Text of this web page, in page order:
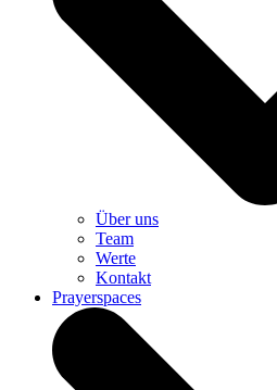
Über uns
Team
Werte
Kontakt
Prayerspaces